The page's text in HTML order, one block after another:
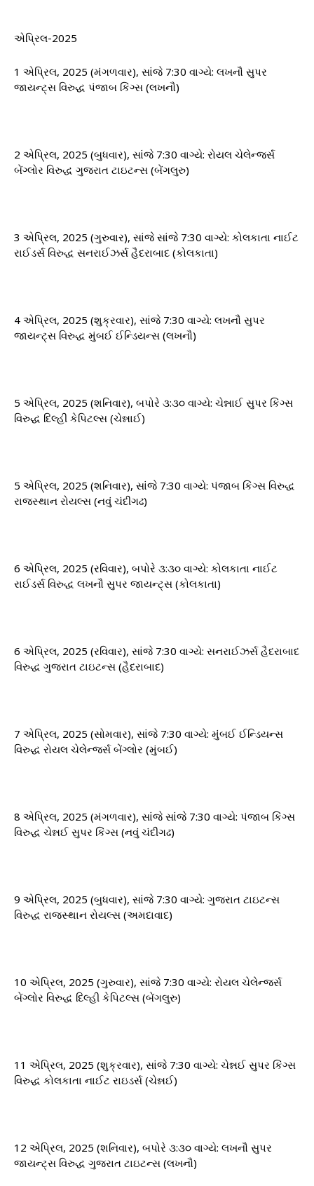
એપ્રિલ-2025
1 એપ્રિલ, 2025 (મંગળવાર), સાંજે 7:30 વાગ્યે: ​​લખનૌ સુપર
જાયન્ટ્સ વિરુદ્ધ પંજાબ કિંગ્સ (લખનૌ)
2 એપ્રિલ, 2025 (બુધવાર), સાંજે 7:30 વાગ્યે: ​​રોયલ ચેલેન્જર્સ
બેંગ્લોર વિરુદ્ધ ગુજરાત ટાઇટન્સ (બેંગલુરુ)
3 એપ્રિલ, 2025 (ગુરુવાર), સાંજે સાંજે 7:30 વાગ્યે: ​​કોલકાતા નાઈટ
રાઈડર્સ વિરુદ્ધ સનરાઈઝર્સ હૈદરાબાદ (કોલકાતા)
4 એપ્રિલ, 2025 (શુક્રવાર), સાંજે 7:30 વાગ્યે: ​​લખનૌ સુપર
જાયન્ટ્સ વિરુદ્ધ મુંબઈ ઈન્ડિયન્સ (લખનૌ)
5 એપ્રિલ, 2025 (શનિવાર), બપોરે ૩:૩૦ વાગ્યે: ​​ચેન્નાઈ સુપર કિંગ્સ
વિરુદ્ધ દિલ્હી કેપિટલ્સ (ચેન્નાઈ)
5 એપ્રિલ, 2025 (શનિવાર), સાંજે 7:30 વાગ્યે: ​​પંજાબ કિંગ્સ વિરુદ્ધ
રાજસ્થાન રોયલ્સ (નવું ચંદીગઢ)
6 એપ્રિલ, 2025 (રવિવાર), બપોરે ૩:૩૦ વાગ્યે: ​​કોલકાતા નાઈટ
રાઈડર્સ વિરુદ્ધ લખનૌ સુપર જાયન્ટ્સ (કોલકાતા)
6 એપ્રિલ, 2025 (રવિવાર), સાંજે 7:30 વાગ્યે: ​​સનરાઈઝર્સ હૈદરાબાદ
વિરુદ્ધ ગુજરાત ટાઇટન્સ (હૈદરાબાદ)
7 એપ્રિલ, 2025 (સોમવાર), સાંજે 7:30 વાગ્યે: ​​મુંબઈ ઈન્ડિયન્સ
વિરુદ્ધ રોયલ ચેલેન્જર્સ બેંગ્લોર (મુંબઈ)
8 એપ્રિલ, 2025 (મંગળવાર), સાંજે સાંજે 7:30 વાગ્યે: ​​પંજાબ કિંગ્સ
વિરુદ્ધ ચેન્નઈ સુપર કિંગ્સ (નવું ચંદીગઢ)
9 એપ્રિલ, 2025 (બુધવાર), સાંજે 7:30 વાગ્યે: ​​ગુજરાત ટાઇટન્સ
વિરુદ્ધ રાજસ્થાન રોયલ્સ (અમદાવાદ)
10 એપ્રિલ, 2025 (ગુરુવાર), સાંજે 7:30 વાગ્યે: ​​રોયલ ચેલેન્જર્સ
બેંગ્લોર વિરુદ્ધ દિલ્હી કેપિટલ્સ (બેંગલુરુ)
11 એપ્રિલ, 2025 (શુક્રવાર), સાંજે 7:30 વાગ્યે: ​​ચેન્નઈ સુપર કિંગ્સ
વિરુદ્ધ કોલકાતા નાઈટ રાઇડર્સ (ચેન્નઈ)
12 એપ્રિલ, 2025 (શનિવાર), બપોરે ૩:૩૦ વાગ્યે: ​​લખનૌ સુપર
જાયન્ટ્સ વિરુદ્ધ ગુજરાત ટાઇટન્સ (લખનૌ)